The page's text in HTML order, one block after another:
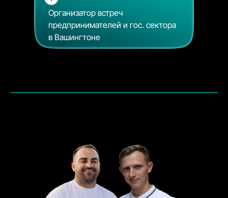
Организатор встреч
предпринимателей и гос. сектора
в Вашингтоне